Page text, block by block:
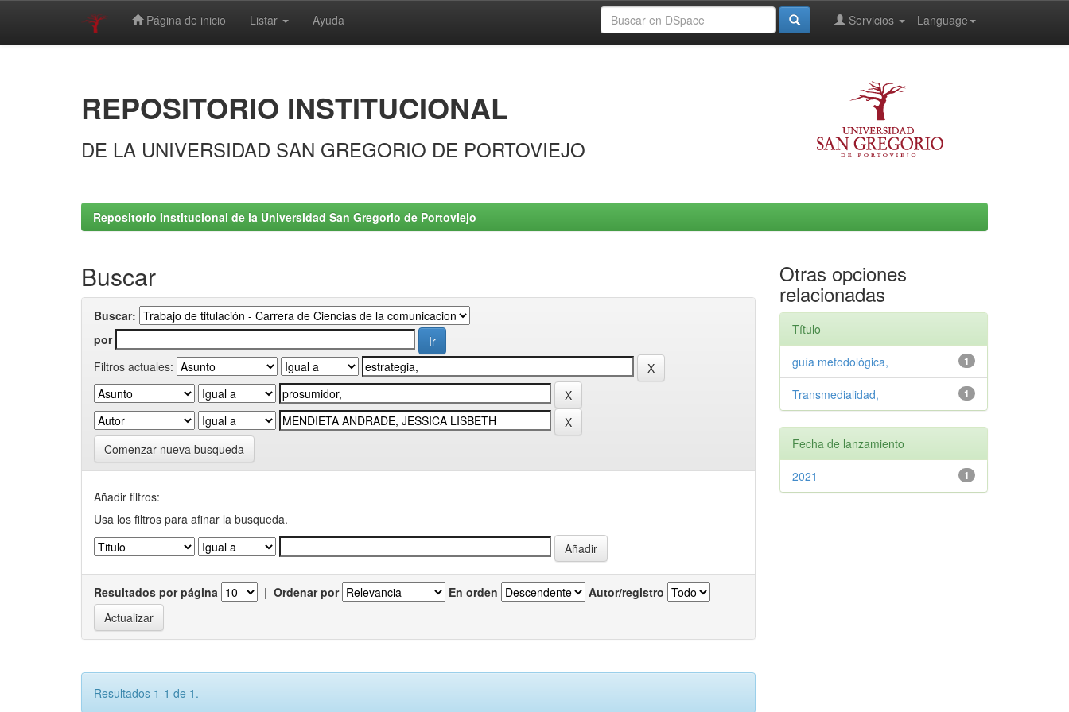
Página de inicio Listar Ayuda Language
Servicios
REPOSITORIO INSTITUCIONAL
DE LA UNIVERSIDAD SAN GREGORIO DE PORTOVIEJO
Repositorio Institucional de la Universidad San Gregorio de Portoviejo
Buscar
Buscar:
por
Filtros actuales:
Comenzar nueva busqueda
Añadir filtros:
Usa los filtros para afinar la busqueda.
Resultados por página | Ordenar por En orden Autor/registro
Resultados 1-1 de 1.
Otras opciones
relacionadas
Título
1
guía metodológica,
1
Transmedialidad,
Fecha de lanzamiento
1
2021